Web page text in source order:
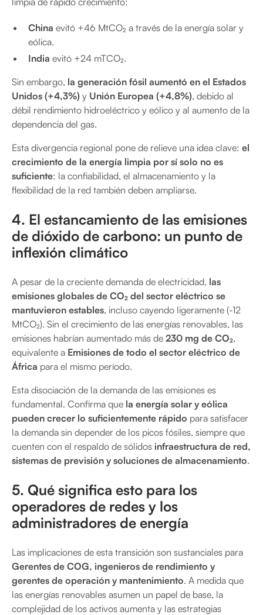
China evitó +46 MtCO₂ a través de la energía solar y
eólica.
India evitó +24 mTCO₂.
Sin embargo, la generación fósil aumentó en el Estados
Unidos (+4,3%) y Unión Europea (+4,8%), debido al
débil rendimiento hidroeléctrico y eólico y al aumento de la
dependencia del gas.
Esta divergencia regional pone de relieve una idea clave: el
crecimiento de la energía limpia por sí solo no es
suficiente: la confiabilidad, el almacenamiento y la
flexibilidad de la red también deben ampliarse.
4. El estancamiento de las emisiones
de dióxido de carbono: un punto de
inflexión climático
A pesar de la creciente demanda de electricidad, las
emisiones globales de CO₂ del sector eléctrico se
mantuvieron estables, incluso cayendo ligeramente (-12
MtCO₂). Sin el crecimiento de las energías renovables, las
emisiones habrían aumentado más de 230 mg de CO₂,
equivalente a Emisiones de todo el sector eléctrico de
África para el mismo período.
Esta disociación de la demanda de las emisiones es
fundamental. Confirma que la energía solar y eólica
pueden crecer lo suficientemente rápido para satisfacer
la demanda sin depender de los picos fósiles, siempre que
cuenten con el respaldo de sólidos infraestructura de red,
sistemas de previsión y soluciones de almacenamiento.
5. Qué significa esto para los
operadores de redes y los
administradores de energía
Las implicaciones de esta transición son sustanciales para
Gerentes de COG, ingenieros de rendimiento y
gerentes de operación y mantenimiento. A medida que
las energías renovables asumen un papel de base, la
complejidad de los activos aumenta y las estrategias